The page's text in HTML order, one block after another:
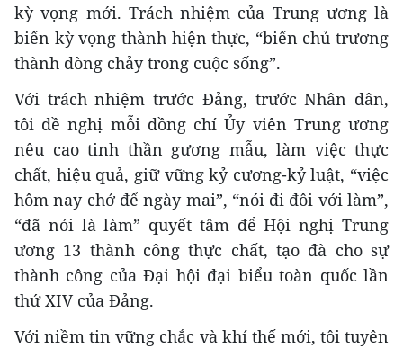
kỳ vọng mới. Trách nhiệm của Trung ương là
biến kỳ vọng thành hiện thực, “biến chủ trương
thành dòng chảy trong cuộc sống”.
Với trách nhiệm trước Đảng, trước Nhân dân,
tôi đề nghị mỗi đồng chí Ủy viên Trung ương
nêu cao tinh thần gương mẫu, làm việc thực
chất, hiệu quả, giữ vững kỷ cương-kỷ luật, “việc
hôm nay chớ để ngày mai”, “nói đi đôi với làm”,
“đã nói là làm” quyết tâm để Hội nghị Trung
ương 13 thành công thực chất, tạo đà cho sự
thành công của Đại hội đại biểu toàn quốc lần
thứ XIV của Đảng.
Với niềm tin vững chắc và khí thế mới, tôi tuyên